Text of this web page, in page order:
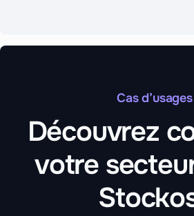
Cas d’usages
Découvrez
votre